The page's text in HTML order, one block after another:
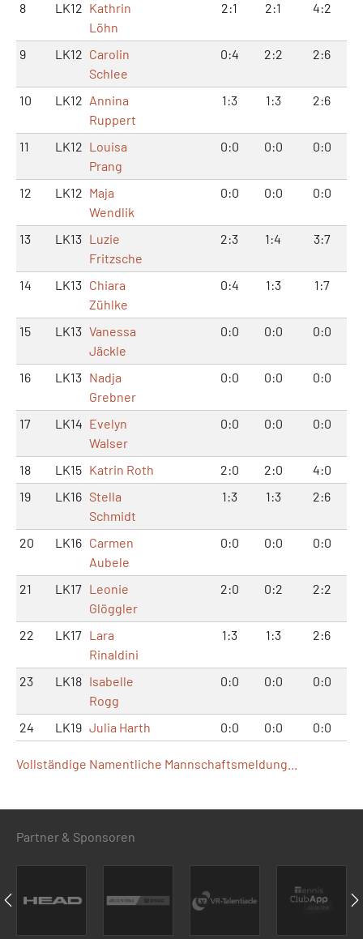
8 LK12 Kathrin
Löhn
2:1 2:1 4:2
9 LK12 Carolin
Schlee
0:4 2:2 2:6
10 LK12 Annina
Ruppert
1:3 1:3 2:6
11 LK12 Louisa
Prang
0:0 0:0 0:0
12 LK12 Maja
Wendlik
0:0 0:0 0:0
13 LK13 Luzie
Fritzsche
2:3 1:4 3:7
14 LK13 Chiara
Zühlke
0:4 1:3 1:7
15 LK13 Vanessa
Jäckle
0:0 0:0 0:0
16 LK13 Nadja
Grebner
0:0 0:0 0:0
17 LK14 Evelyn
Walser
0:0 0:0 0:0
18 LK15 Katrin Roth 2:0 2:0
4:0
19
LK16 Stella
Schmidt
1:3 1:3 2:6
20 LK16 Carmen
Aubele
0:0 0:0 0:0
21 LK17 Leonie
Glöggler
2:0 0:2 2:2
22 LK17 Lara
Rinaldini
1:3 1:3 2:6
23 LK18 Isabelle
Rogg
0:0 0:0 0:0
24 LK19 Julia Harth 0:0 0:0 0:0
Vollständige Namentliche Mannschaftsmeldung...
Partner & Sponsoren